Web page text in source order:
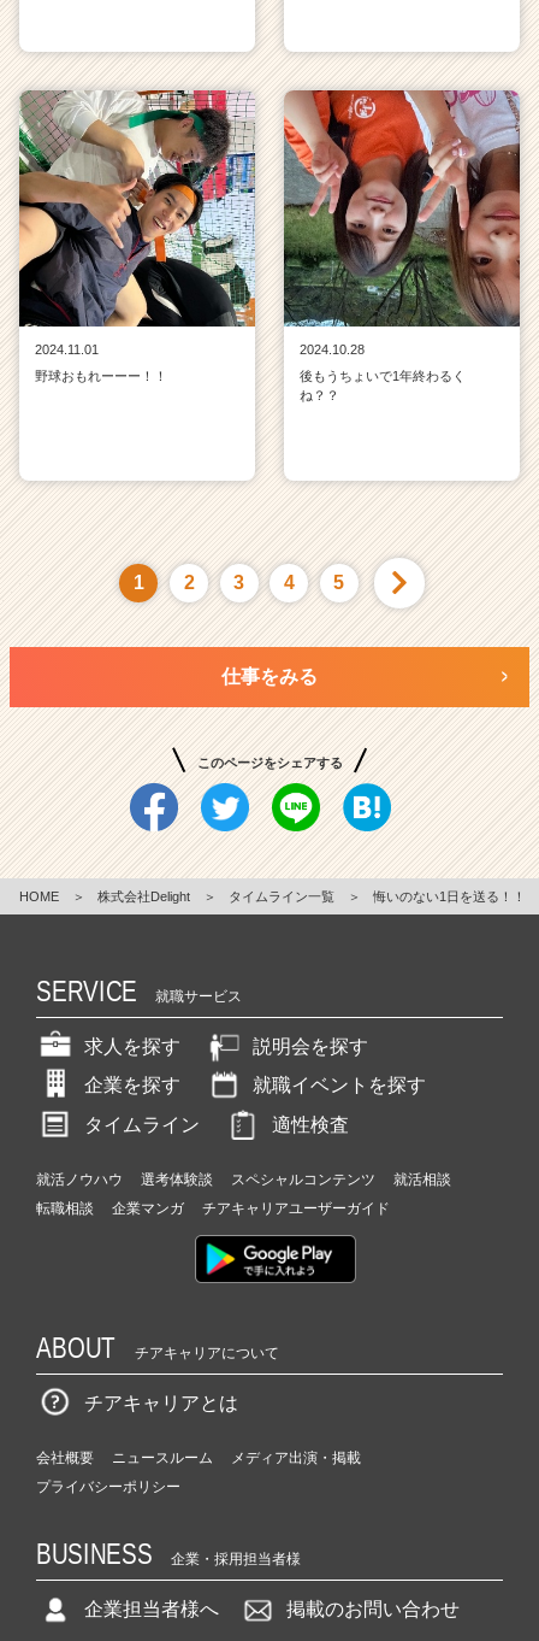
2024.11.01
野球おもれーーー！！
2024.10.28
後もうちょいで1年終わるく
ね？？
1 2 3 4 5
仕事をみる
このページをシェアする
HOME ＞ 株式会社Delight ＞ タイムライン一覧 ＞ 悔いのない1日を送る！！
SERVICE 就職サービス
求人を探す
説明会を探す
企業を探す
就職イベントを探す
タイムライン
適性検査
就活ノウハウ 選考体験談 スペシャルコンテンツ
就活相談
転職相談
企業マンガ チアキャリアユーザーガイド
ABOUT チアキャリアについて
チアキャリアとは
会社概要 ニュースルーム
メディア出演・掲載
プライバシーポリシー
BUSINESS 企業・採用担当者様
企業担当者様へ 掲載のお問い合わせ